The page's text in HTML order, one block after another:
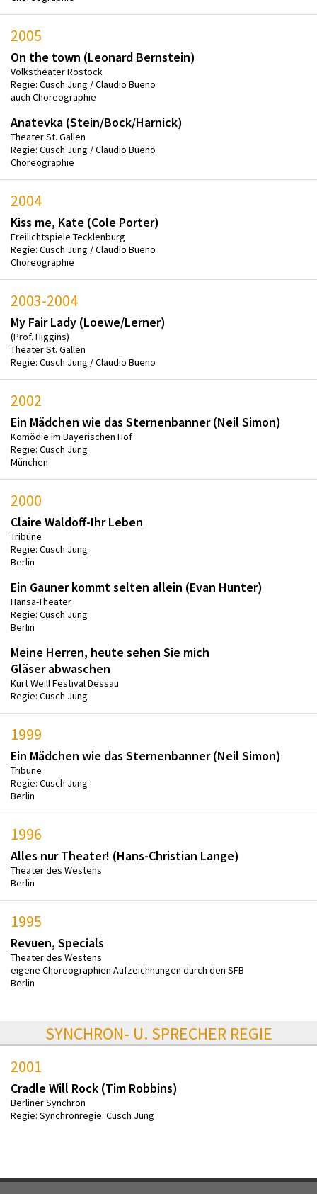
2005
On the town (Leonard Bernstein)
Volkstheater Rostock
Regie: Cusch Jung / Claudio Bueno
auch Choreographie
Anatevka (Stein/Bock/Harnick)
Theater St. Gallen
Regie: Cusch Jung / Claudio Bueno
Choreographie
2004
Kiss me, Kate (Cole Porter)
Freilichtspiele Tecklenburg
Regie: Cusch Jung / Claudio Bueno
Choreographie
2003-2004
My Fair Lady (Loewe/Lerner)
(Prof. Higgins)
Theater St. Gallen
Regie: Cusch Jung / Claudio Bueno
2002
Ein Mädchen wie das Sternenbanner (Neil Simon)
Komödie im Bayerischen Hof
Regie: Cusch Jung
München
2000
Claire Waldoff-Ihr Leben
Tribüne
Regie: Cusch Jung
Berlin
Ein Gauner kommt selten allein (Evan Hunter)
Hansa-Theater
Regie: Cusch Jung
Berlin
Meine Herren, heute sehen Sie mich
Gläser abwaschen
Kurt Weill Festival Dessau
Regie: Cusch Jung
1999
Ein Mädchen wie das Sternenbanner (Neil Simon)
Tribüne
Regie: Cusch Jung
Berlin
1996
Alles nur Theater! (Hans-Christian Lange)
Theater des Westens
Berlin
1995
Revuen, Specials
Theater des Westens
eigene Choreographien Aufzeichnungen durch den SFB
Berlin
SYNCHRON- U. SPRECHER REGIE
2001
Cradle Will Rock (Tim Robbins)
Berliner Synchron
Regie: Synchronregie: Cusch Jung